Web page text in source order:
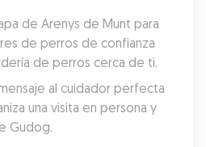
de Arenys de Munt para
de perros de confianza
de perros cerca de ti.
al cuidador perfecta
una visita en persona y
Gudog.